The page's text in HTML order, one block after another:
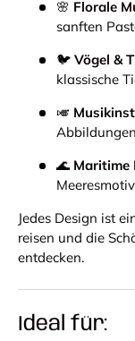
🌸 Florale
sanften
🐦 Vögel &
klassische
🎺
🌊 Maritime
Jedes Design ist
reisen und die
entdecken.
Ideal für: